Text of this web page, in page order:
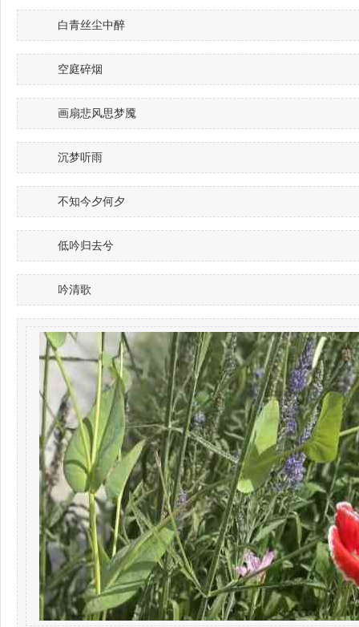
白青丝尘中醉
空庭碎烟
画扇悲风思梦魇
沉梦听雨
不知今夕何夕
低吟归去兮
吟清歌